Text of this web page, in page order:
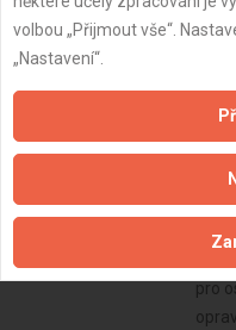
a
pro
volbou „Přijmout vše“.
„Nastavení“.